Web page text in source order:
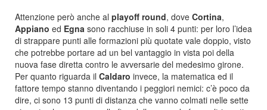
Attenzione però anche al playoff round, dove Cortina,
Appiano ed Egna sono racchiuse in soli 4 punti: per loro l’idea
di strappare punti alle formazioni più quotate vale doppio, visto
che potrebbe portare ad un bel vantaggio in vista poi della
nuova fase diretta contro le avversarie del medesimo girone.
Per quanto riguarda il Caldaro invece, la matematica ed il
fattore tempo stanno diventando i peggiori nemici: c’è poco da
dire, ci sono 13 punti di distanza che vanno colmati nelle sette